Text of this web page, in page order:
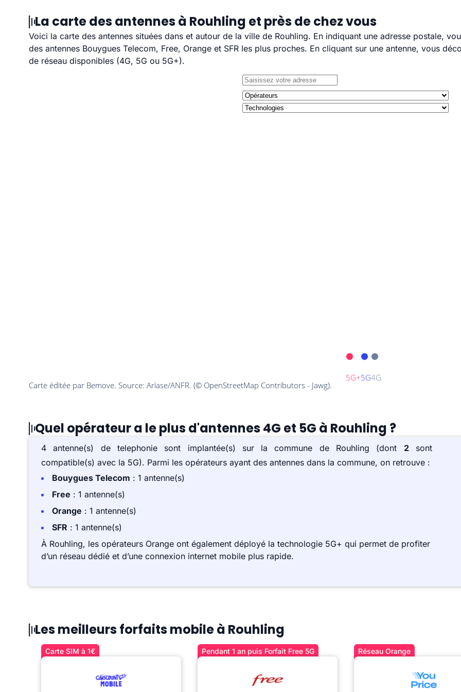
La carte des antennes à Rouhling et près de chez vous
Voici la carte des antennes situées dans et autour de la ville de Rouhling. En indiquant une adresse postale,
des antennes Bouygues Telecom, Free, Orange et SFR les plus proches. En cliquant sur une antenne, vous
de réseau disponibles (4G, 5G ou 5G+).
Quel opérateur a le plus d'antennes 4G et 5G à Rouhling ?
4 antenne(s) de telephonie sont implantée(s) sur la commune de Rouhling (dont 2sont
compatible(s) avec la 5G). Parmi les opérateurs ayant des antennes dans la commune, on retrouve :
Bouygues Telecom : 1 antenne(s)
Free : 1 antenne(s)
Orange : 1 antenne(s)
SFR : 1 antenne(s)
À Rouhling, les opérateurs Orange ont également déployé la technologie 5G+ qui permet de profiter
d’un réseau dédié et d’une connexion internet mobile plus rapide.
Les meilleurs forfaits mobile à Rouhling
Carte SIM à 1€ Pendant 1 an puis Forfait Free 5G Réseau Orange